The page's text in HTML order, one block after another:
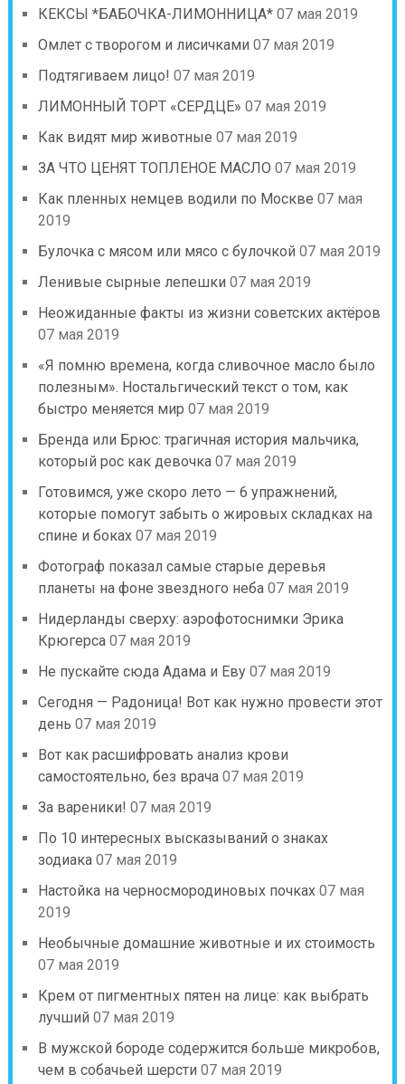
КЕКСЫ *БАБОЧКА-ЛИМОННИЦА* 07 мая 2019
Омлет с творогом и лисичками 07 мая 2019
Подтягиваем лицо! 07 мая 2019
ЛИМОННЫЙ ТОРТ «СЕРДЦЕ» 07 мая 2019
Как видят мир животные 07 мая 2019
ЗА ЧТО ЦЕНЯТ ТОПЛЕНОЕ МАСЛО 07 мая 2019
Как пленных немцев водили по Москве 07 мая
2019
Булочка с мясом или мясо с булочкой 07 мая 2019
Ленивые сырные лепешки 07 мая 2019
Неожиданные факты из жизни советских актёров
07 мая 2019
«Я помню времена, когда сливочное масло было
полезным». Ностальгический текст о том, как
быстро меняется мир 07 мая 2019
Бренда или Брюс: трагичная история мальчика,
который рос как девочка 07 мая 2019
Готовимся, уже скоро лето — 6 упражнений,
которые помогут забыть о жировых складках на
спине и боках 07 мая 2019
Фотограф показал самые старые деревья
планеты на фоне звездного неба 07 мая 2019
Нидерланды сверху: аэрофотоснимки Эрика
Крюгерса 07 мая 2019
Не пускайте сюда Адама и Еву 07 мая 2019
Сегодня — Радоница! Вот как нужно провести этот
день 07 мая 2019
Вот как расшифровать анализ крови
самостоятельно, без врача 07 мая 2019
За вареники! 07 мая 2019
По 10 интересных высказываний о знаках
зодиака 07 мая 2019
Настойка на черносмородиновых почках 07 мая
2019
Необычные домашние животные и их стоимость
07 мая 2019
Крем от пигментных пятен на лице: как выбрать
лучший 07 мая 2019
В мужской бороде содержится больше микробов,
чем в собачьей шерсти 07 мая 2019